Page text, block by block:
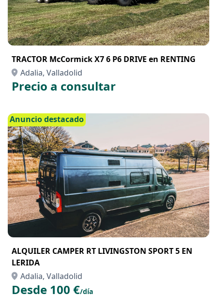
TRACTOR McCormick X7 6 P6 DRIVE en RENTING
Adalia, Valladolid
Precio a consultar
Anuncio destacado
ALQUILER CAMPER RT LIVINGSTON SPORT 5 EN
LERIDA
Adalia, Valladolid
Desde 100 €/día